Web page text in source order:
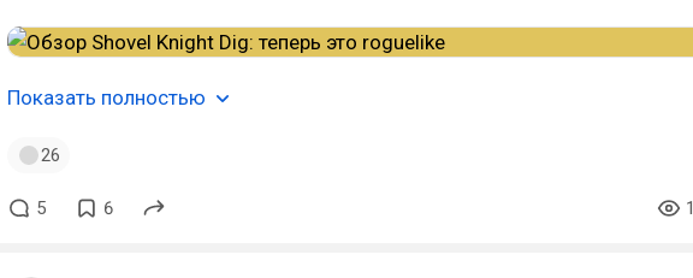
Показать полностью
26
5 6